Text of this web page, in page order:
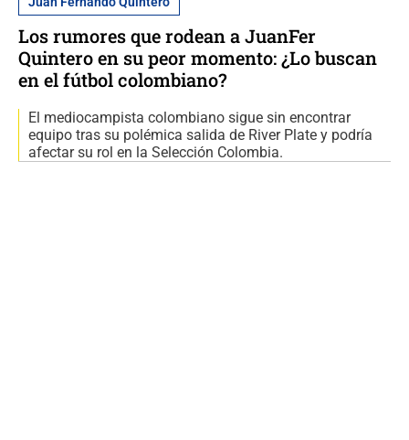
Los rumores que rodean a JuanFer
Quintero en su peor momento: ¿Lo buscan
en el fútbol colombiano?
El mediocampista colombiano sigue sin encontrar
equipo tras su polémica salida de River Plate y podría
afectar su rol en la Selección Colombia.